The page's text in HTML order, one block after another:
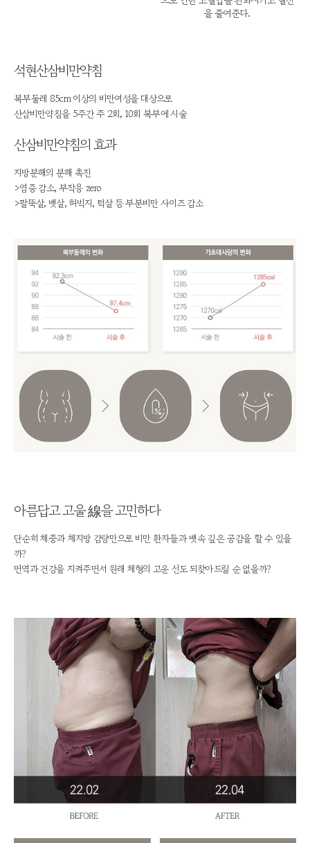
을 줄여준다.
석현산삼비만약침
복부둘레 85cm 이상의 비만여성을 대상으로
산삼비만약침을 5주간 주 2회, 10회 복부에 시술
산삼비만약침의 효과
지방분해의 분해 촉진
>염증 감소, 부작용 zero
>팔뚝살, 뱃살, 허벅지, 턱살 등 부분비만 사이즈 감소
아름답고 고울 線을 고민하다
단순히 체중과 체지방 감량만으로 비만 환자들과 뱃속 깊은 공감을 할 수 있을
까?
면역과 건강을 지켜주면서 원래 체형의 고운 선도 되찾아드릴 순 없을까?